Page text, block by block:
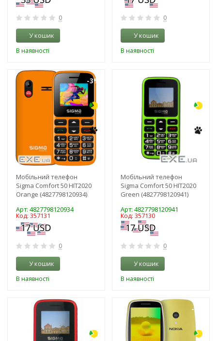
0
У кошик
В наявності
0
У кошик
В наявності
-3%
Мобільний телефон
Sigma Comfort 50 HIT2020
Оrange (4827798120934)
Арт: 4827798120934
Код: 357131
0
У кошик
В наявності
Мобільний телефон
Sigma Comfort 50 HIT2020
Green (4827798120941)
Арт: 4827798120941
Код: 357130
0
У кошик
В наявності
-3%